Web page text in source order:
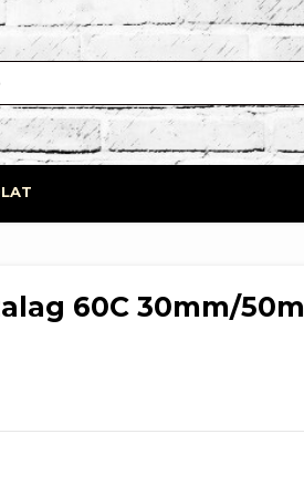
60C 30mm/50m